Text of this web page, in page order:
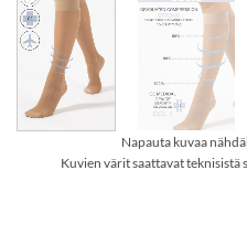
Napauta kuvaa
Kuvien värit saattavat teknisistä